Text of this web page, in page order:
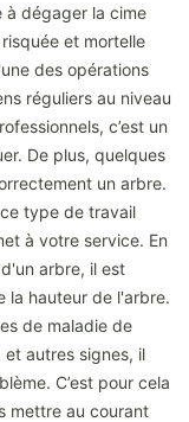
à dégager la cime
et mortelle
des opérations
réguliers au niveau
c’est un
De plus, quelques
un arbre.
type de travail
à votre service. En
arbre, il est
la hauteur de l'arbre.
de maladie de
autres signes, il
C’est pour cela
mettre au courant